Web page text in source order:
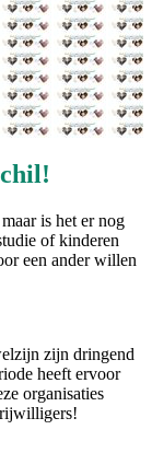
is het er nog
of kinderen
een ander willen
zijn dringend
heeft ervoor
organisaties